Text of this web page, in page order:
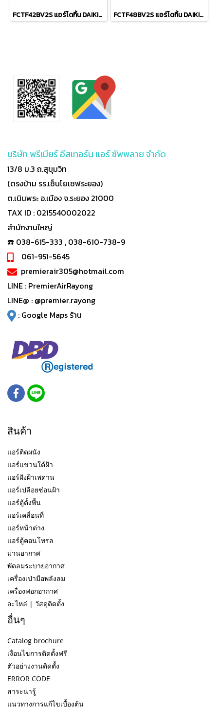
FCTF42BV2S แอร์ไดกิ้น DAIKIN แบบฝังฝ้าเพดาน รุ่น SkyAir Round Flow Cassette Streamer Inverter R-32 ขนาด 42,000BTU(19500-47800) #5 ⭐⭐⭐⭐ รีโมท**มีสาย** 2026 (เฉพาะเครื่อง) FCTF48BV2S แอร์ไดกิ้น DAIKIN แบบฝังฝ้าเพดาน รุ่น SkyAir Round Flow Cassette Streamer Inverter R-32 ขนาด 48,000BTU(21200-52500) #5 ⭐⭐ ระบบไฟ 380V รีโมท**มีสาย** 2026 (เฉพาะเครื่อง)
บริษัท พรีเมียร์ อีสเทอร์น แอร์ ซัพพลาย จำกัด
13/8 ม.3 ถ.สุขุมวิท
(ตรงข้าม รร.เซ็นโยเซฟระยอง)
ต.เนินพระ อ.เมือง จ.ระยอง 21000
TAX ID : 0215540002022
สำนักงานใหญ่
☎️ 038-615-333 , 038-610-738-9
061-951-5645
premierair305@hotmail.com
LINE : PremierAirRayong
LINE@ : @premier.rayong
: Google Maps ร้าน
สินค้า
แอร์ติดผนัง
แอร์แขวนใต้ฝ้า
แอร์ฝังฝ้าเพดาน
แอร์เปลือยซ่อนฝ้า
แอร์ตู้ตั้งพื้น
แอร์เคลื่อนที่
แอร์หน้าต่าง
แอร์ตู้คอนโทรล
ม่านอากาศ
พัดลมระบายอากาศ
เครื่องเป่ามือพลังลม
เครื่องฟอกอากาศ
อะไหล่ | วัสดุติดตั้ง
อื่นๆ
Catalog brochure
เงื่อนไขการติดตั้งฟรี
ตัวอย่างงานติดตั้ง
ERROR CODE
สาระน่ารู้
แนวทางการแก้ไขเบื้องต้น